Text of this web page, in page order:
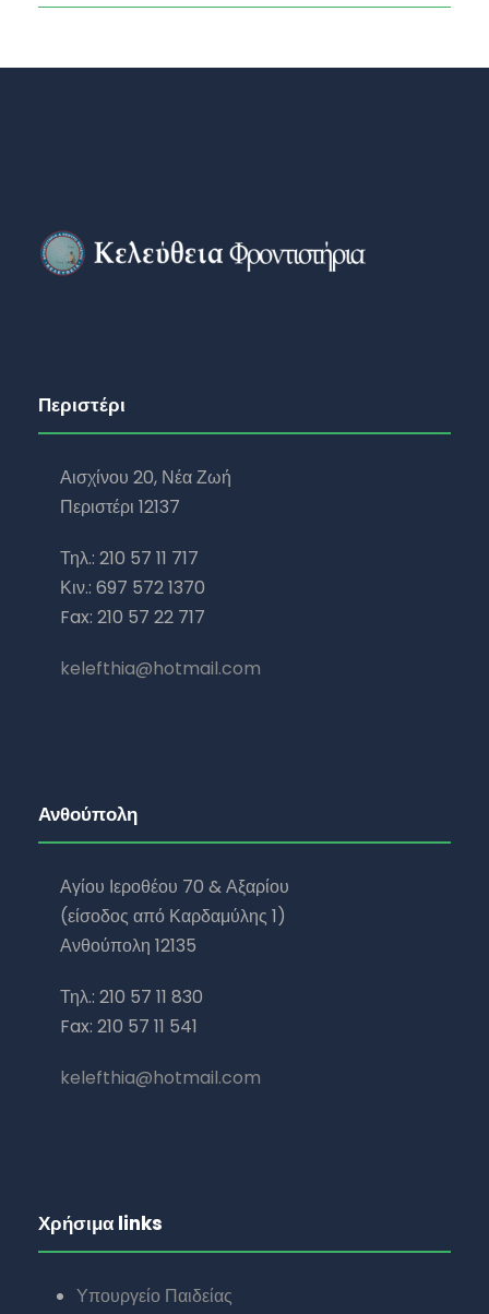
Περιστέρι
Αισχίνου 20, Νέα Ζωή
Περιστέρι 12137
Τηλ.: 210 57 11 717
Κιν.: 697 572 1370
Fax: 210 57 22 717
kelefthia@hotmail.com
Ανθούπολη
Αγίου Ιεροθέου 70 & Αξαρίου
(είσοδος από Καρδαμύλης 1)
Ανθούπολη 12135
Τηλ.: 210 57 11 830
Fax: 210 57 11 541
kelefthia@hotmail.com
Χρήσιμα links
Υπουργείο Παιδείας